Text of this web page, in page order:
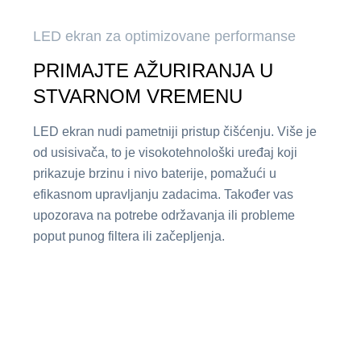
LED ekran za optimizovane performanse
PRIMAJTE AŽURIRANJA U
STVARNOM VREMENU
LED ekran nudi pametniji pristup čišćenju. Više je
od usisivača, to je visokotehnološki uređaj koji
prikazuje brzinu i nivo baterije, pomažući u
efikasnom upravljanju zadacima. Također vas
upozorava na potrebe održavanja ili probleme
poput punog filtera ili začepljenja.